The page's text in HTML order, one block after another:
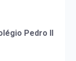
Pedro II